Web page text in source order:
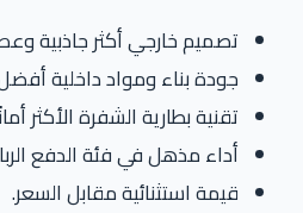
تصميم خارجي أكثر جاذبية
جودة بناء ومواد داخلية
تقنية بطارية الشفرة الأكثر
أداء مذهل في فئة الدفع
قيمة استثنائية مقابل السعر.